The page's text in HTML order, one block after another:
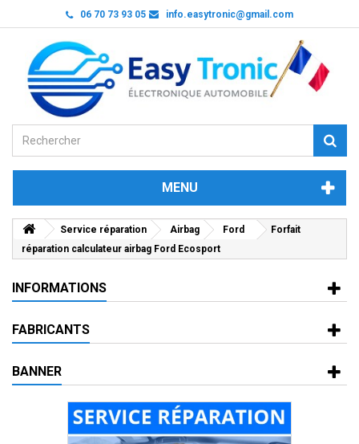
06 70 73 93 05 info.easytronic@gmail.com
MENU
Service réparation Airbag Ford
Forfait
réparation calculateur airbag Ford Ecosport
INFORMATIONS
FABRICANTS
BANNER